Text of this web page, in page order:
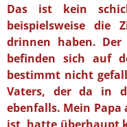
Das ist kein
beispielsweise die
drinnen haben.
befinden sich auf
bestimmt nicht
Vaters, der da in
ebenfalls. Mein
ist, hatte überhaupt